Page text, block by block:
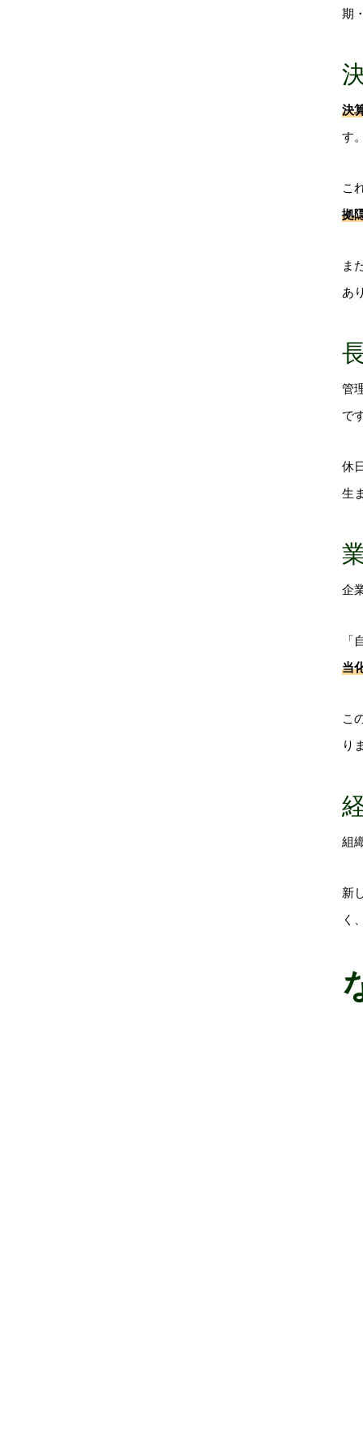
期
決
す
こ
拠
ま
あ
管
で
休
生
企
当
こ
り
組
新
く